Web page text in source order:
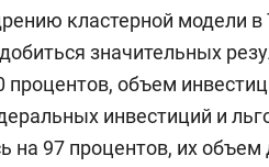
кластерной модели в
значительных
процентов, объем
инвестиций и
на 97 процентов, их объем